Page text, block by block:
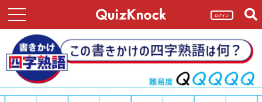
ログイン